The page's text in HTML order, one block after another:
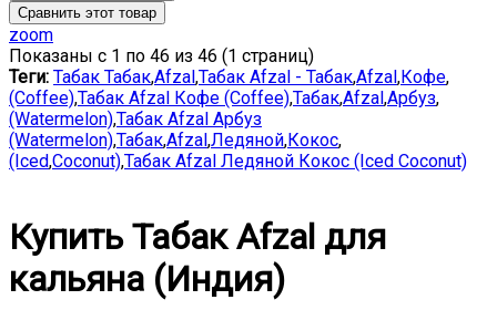
Сравнить этот товар
zoom
Показаны с 1 по 46 из 46 (1 страниц)
Теги: Табак Табак,Afzal,Табак Afzal - Табак,Afzal,Кофе,
(Coffee),Табак Afzal Кофе (Coffee),Табак,Afzal,Арбуз,
(Watermelon),Табак Afzal Арбуз
(Watermelon),Табак,Afzal,Ледяной,Кокос,
(Iced,Coconut),Табак Afzal Ледяной Кокос (Iced Coconut)
Купить Табак Afzal для
кальяна (Индия)